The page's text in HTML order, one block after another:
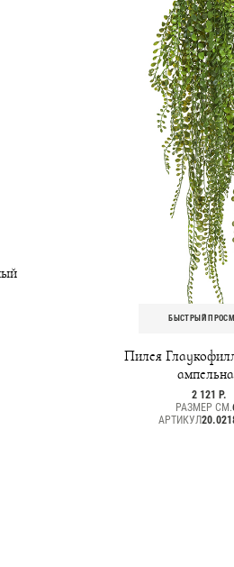
БЫСТРЫЙ
Пилея
2 121 Р.
РАЗМЕР СМ.
АРТИКУЛ